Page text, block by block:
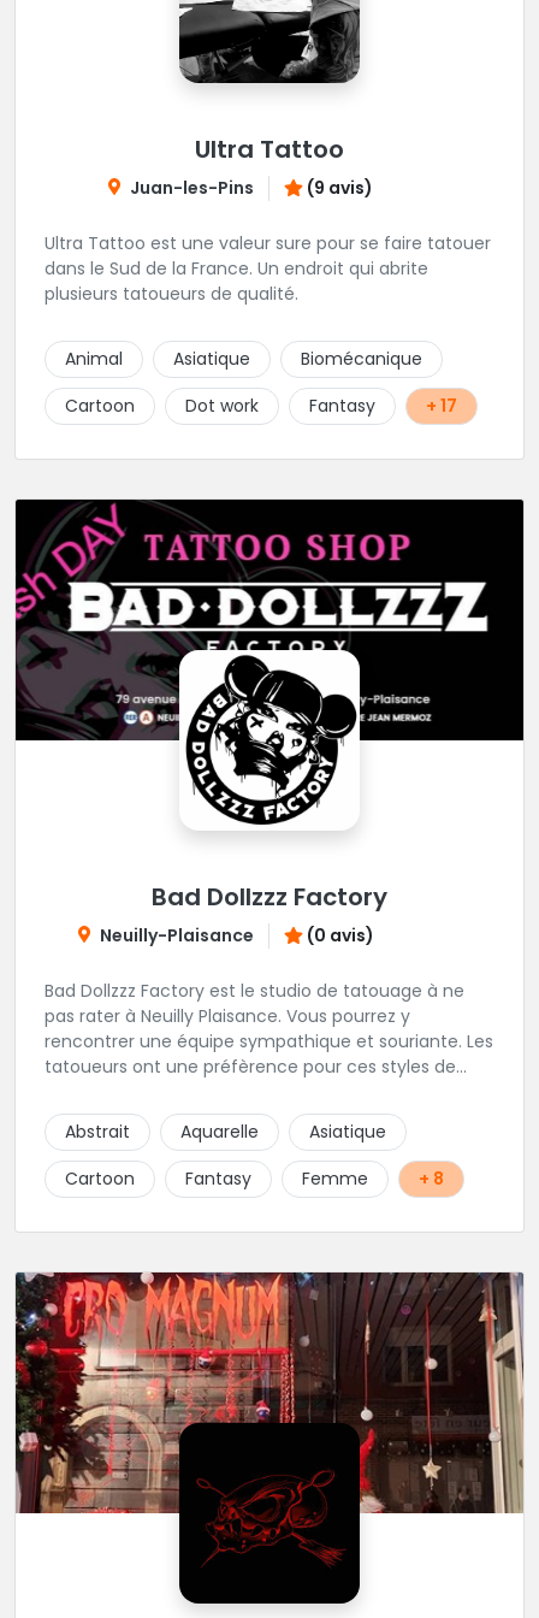
Ultra Tattoo
Juan-les-Pins (9 avis)
Ultra Tattoo est une valeur sure pour se faire tatouer
dans le Sud de la France. Un endroit qui abrite
plusieurs tatoueurs de qualité.
Animal Asiatique
Biomécanique
Cartoon
Dot work Fantasy + 17
Bad Dollzzz Factory
Neuilly-Plaisance (0 avis)
Bad Dollzzz Factory est le studio de tatouage à ne
pas rater à Neuilly Plaisance. Vous pourrez y
rencontrer une équipe sympathique et souriante. Les
tatoueurs ont une préfèrence pour ces styles de
culture et traits fins. Foncez !
Abstrait Aquarelle
Asiatique
Cartoon
Fantasy Femme + 8